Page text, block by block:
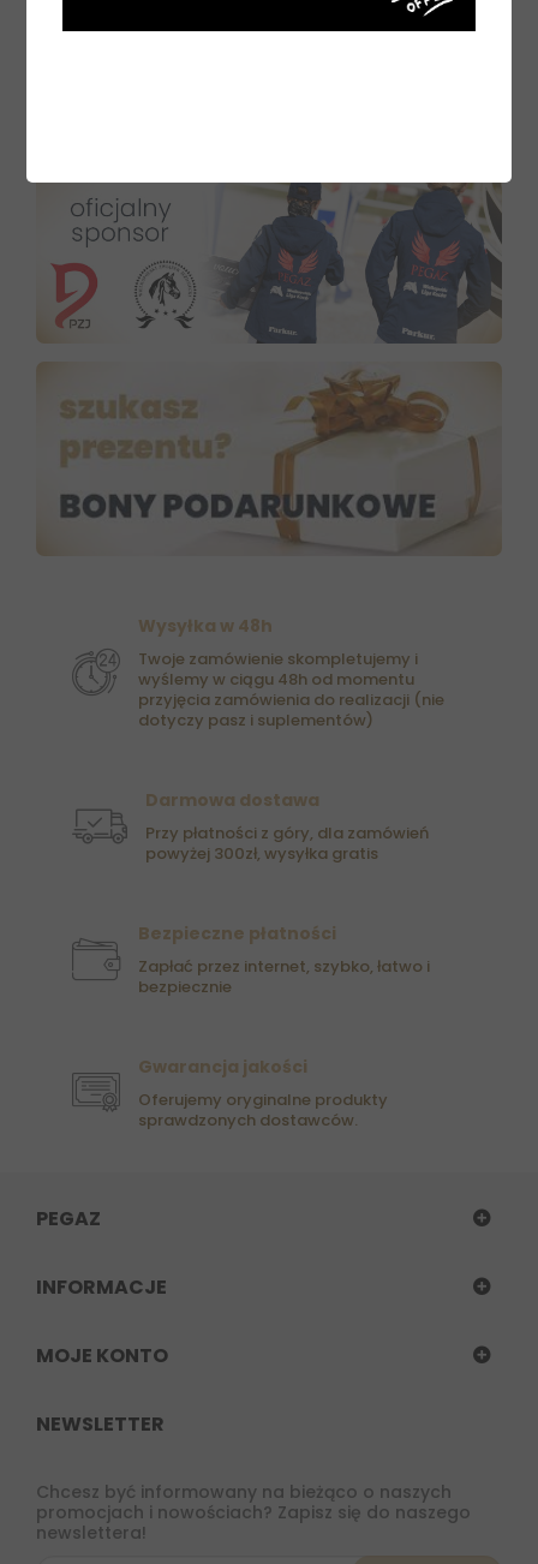
Wysyłka w 48h
Twoje zamówienie skompletujemy i
wyślemy w ciągu 48h od momentu
przyjęcia zamówienia do realizacji (nie
dotyczy pasz i suplementów)
Darmowa dostawa
Przy płatności z góry, dla zamówień
powyżej 300zł, wysyłka gratis
Bezpieczne płatności
Zapłać przez internet, szybko, łatwo i
bezpiecznie
Gwarancja jakości
Oferujemy oryginalne produkty
sprawdzonych dostawców.
PEGAZ
INFORMACJE
MOJE KONTO
NEWSLETTER
Chcesz być informowany na bieżąco o naszych
promocjach i nowościach? Zapisz się do naszego
newslettera!